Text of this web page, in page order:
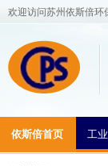
欢迎访问苏州依斯倍环
依斯倍首页 工